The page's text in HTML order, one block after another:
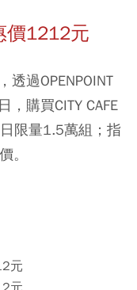
價1212元
透過OPENPOINT
購買CITY CAFE
限量1.5萬組 ； 指
。
元